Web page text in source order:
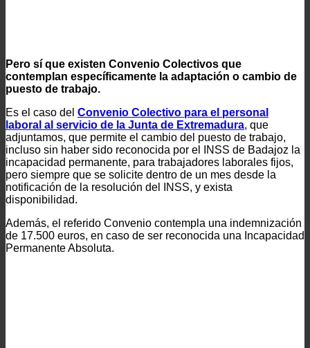
Pero sí que existen Convenio Colectivos que
contemplan específicamente la adaptación o cambio de
puesto de trabajo.
Es el caso del Convenio Colectivo para el personal
laboral al servicio de la Junta de Extremadura, que
adjuntamos, que permite el cambio del puesto de trabajo,
incluso sin haber sido reconocida por el INSS de Badajoz la
incapacidad permanente, para trabajadores laborales fijos,
pero siempre que se solicite dentro de un mes desde la
notificación de la resolución del INSS, y exista
disponibilidad.
Además, el referido Convenio contempla una indemnización
de 17.500 euros, en caso de ser reconocida una Incapacidad
Permanente Absoluta.